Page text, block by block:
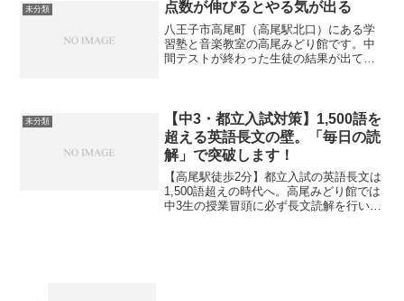
もと平均点が取れていない...
未分類 点数が伸びるとやる気が出る
八王子市高尾町（高尾駅北口）にある学
習塾と音楽教室の高尾みどり館です。中
間テストが終わった生徒の結果が出てい
て、テスト対策もした結...
未分類
【中3・都立入試対策】1,500語を
超える英語長文の壁。「毎日の読
解」で突破します！
【高尾駅徒歩2分】都立入試の英語長文は
1,500語超えの時代へ。高尾みどり館では
中3生の授業冒頭に必ず長文読解を行い、